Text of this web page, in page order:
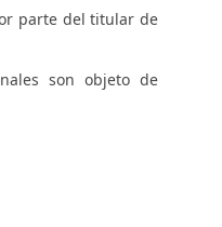
parte del titular de
son objeto de